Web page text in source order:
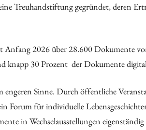
Treuhandstiftung gegründet, deren
Anfang 2026 über 28.600 Dokumente
knapp 30 Prozent der Dokumente
Sinne. Durch öffentliche
Forum für individuelle
in Wechselausstellungen